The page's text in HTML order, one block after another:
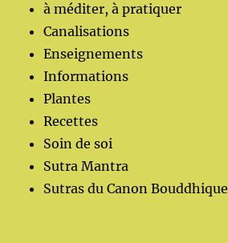
à méditer, à pratiquer
Canalisations
Enseignements
Informations
Plantes
Recettes
Soin de soi
Sutra Mantra
Sutras du Canon Bouddhique